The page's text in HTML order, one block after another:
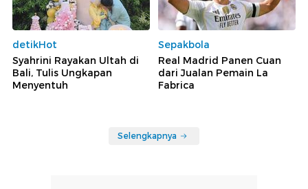
detikHot
Syahrini Rayakan Ultah di
Bali, Tulis Ungkapan
Menyentuh
Sepakbola
Real Madrid Panen Cuan
dari Jualan Pemain La
Fabrica
Selengkapnya